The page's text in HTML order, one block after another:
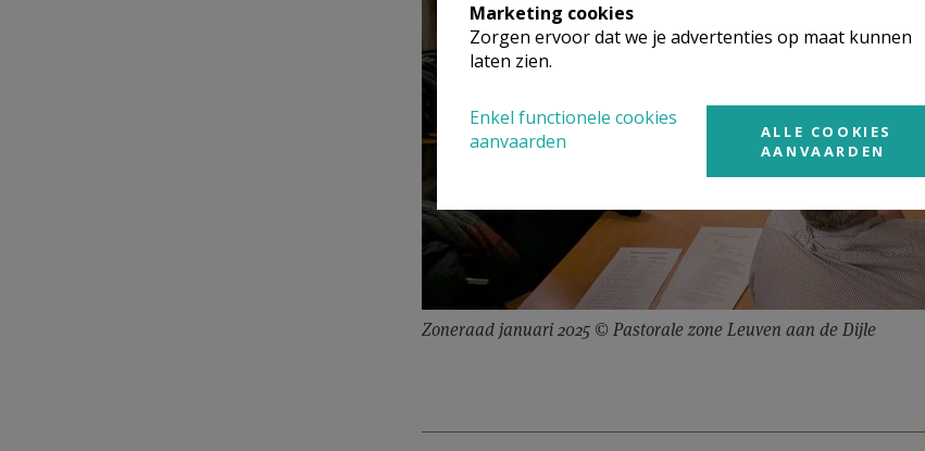
Zoneraad januari 2025 © Pastorale zone Leuven aan de Dijle
Marketing cookies
Zorgen ervoor dat we je advertenties op maat kunnen
laten zien.
Enkel functionele cookies
aanvaarden
ALLE COOKIES
AANVAARDEN